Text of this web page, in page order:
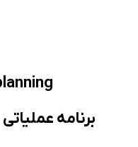
برنامه عملیاتی